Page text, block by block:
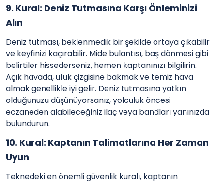
9. Kural: Deniz Tutmasına Karşı Önleminizi
Alın
Deniz tutması, beklenmedik bir şekilde ortaya çıkabilir
ve keyfinizi kaçırabilir. Mide bulantısı, baş dönmesi gibi
belirtiler hissederseniz, hemen kaptanınızı bilgilirin.
Açık havada, ufuk çizgisine bakmak ve temiz hava
almak genellikle iyi gelir. Deniz tutmasına yatkın
olduğunuzu düşünüyorsanız, yolculuk öncesi
eczaneden alabileceğiniz ilaç veya bandları yanınızda
bulundurun.
10. Kural: Kaptanın Talimatlarına Her Zaman
Uyun
Teknedeki en önemli güvenlik kuralı, kaptanın